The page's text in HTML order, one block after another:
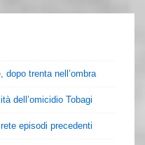
dopo trenta nell’ombra
dell’omicidio Tobagi
episodi precedenti